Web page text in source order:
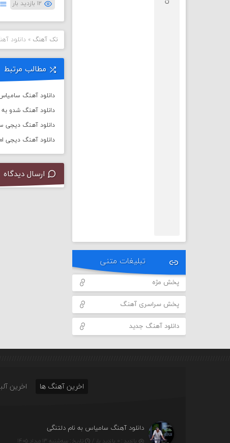
۱۲ بازدید بار
تک آهنگ »دانلود
مطالب مرتبط
دانلود آهنگ
دانلود آهنگ شدو به
دانلود آهنگ دیجی سال
دانلود آهنگ دیجی
ارسال دیدگاه
تبلیغات متنی
پخش مژه
پخش سراسری آهنگ
دانلود آهنگ جدید
اخرین آهنگ ها اخرین
دانلود آهنگ سامیاس به نام دلتنگی
بازدید : ۰ بازدید بار / تاریخ : سه‌شنبه ۱۳ مرداد ۱۴۰۵